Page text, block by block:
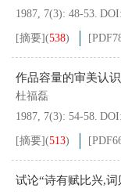
1987, 7(3): 48-53. DOI:
[摘要](538) [PDF
作品容量的审美认识
杜福磊
1987, 7(3): 54-58. DOI:
[摘要](513) [PDF
试论“诗有赋比兴,词